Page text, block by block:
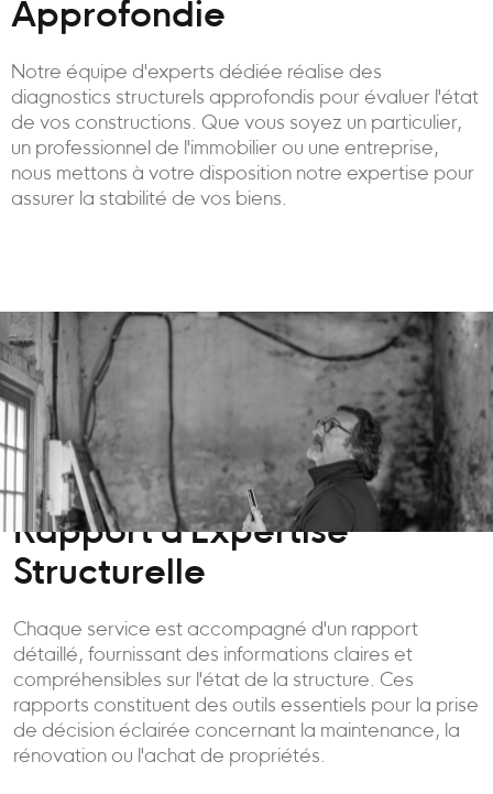
Approfondie
Notre équipe d'experts dédiée réalise des
diagnostics structurels approfondis pour évaluer l'état
de vos constructions. Que vous soyez un particulier,
un professionnel de l'immobilier ou une entreprise,
nous mettons à votre disposition notre expertise pour
assurer la stabilité de vos biens.
Rapport d'Expertise
Structurelle
Chaque service est accompagné d'un rapport
détaillé, fournissant des informations claires et
compréhensibles sur l'état de la structure. Ces
rapports constituent des outils essentiels pour la prise
de décision éclairée concernant la maintenance, la
rénovation ou l'achat de propriétés.